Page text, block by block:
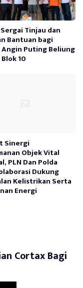
Tinjau dan
Bantuan bagi
Angin Puting Beliung
10
Sinergi
Objek Vital
PLN Dan Polda
Dukung
Kelistrikan Serta
Energi
Cortax Bagi